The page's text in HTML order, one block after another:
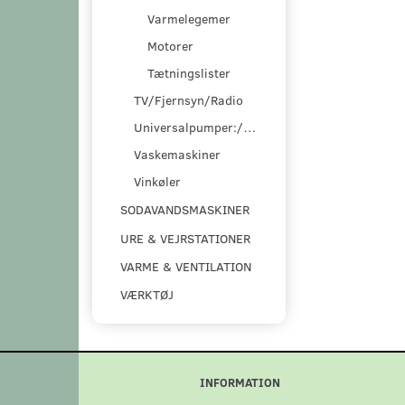
Varmelegemer
Motorer
Tætningslister
TV/Fjernsyn/Radio
Universalpumper:/pumpesæt
Vaskemaskiner
Vinkøler
SODAVANDSMASKINER
URE & VEJRSTATIONER
VARME & VENTILATION
VÆRKTØJ
INFORMATION